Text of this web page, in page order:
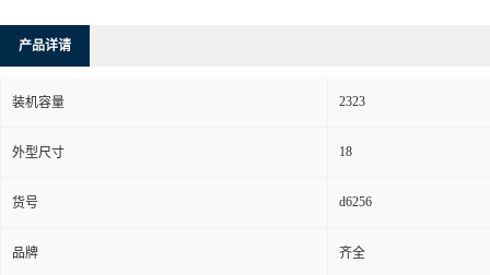
产品详请
装机容量 2323
外型尺寸 18
货号 d6256
品牌 齐全